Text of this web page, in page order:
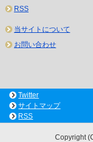
RSS
当サイトについて
お問い合わせ
Twitter
サイトマップ
RSS
Copyright